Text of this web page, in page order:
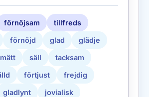
förnöjsam tillfreds
förnöjd glad glädje
mätt säll tacksam
förtjust frejdig
gladlynt jovialisk